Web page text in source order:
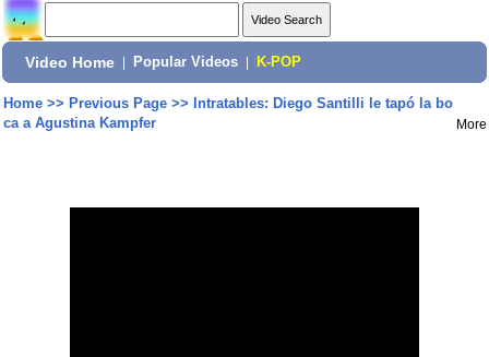
Video Home Popular Videos K-POP
Home>> Previous Page>> Intratables: Diego Santilli le tapó la bo
ca a Agustina Kampfer
More